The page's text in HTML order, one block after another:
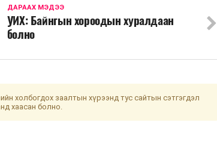
ДАРААХ МЭДЭЭ
УИХ: Байнгын хороодын хуралдаан
болно
холбогдох заалтын хүрээнд тус сайтын сэтгэгдэл
хаасан болно.